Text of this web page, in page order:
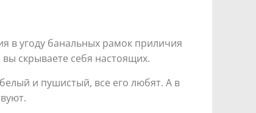
в угоду банальных рамок приличия
скрываете себя настоящих.
и пушистый, все его любят. А в